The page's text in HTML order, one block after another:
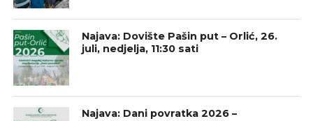
Najava: Dovište Pašin put – Orlić, 26.
juli, nedjelja, 11:30 sati
Najava: Dani povratka 2026 –